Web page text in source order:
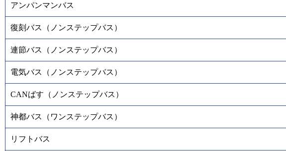
アンパンマンバス
復刻バス（ノンステップバス）
連節バス（ノンステップバス）
電気バス（ノンステップバス）
CANばす（ノンステップバス）
神都バス（ワンステップバス）
リフトバス